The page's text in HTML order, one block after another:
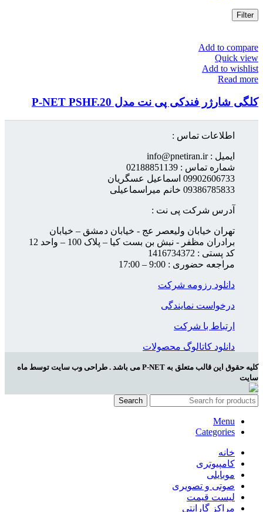
Filter
Add to compare
Quick view
Add to wishlist
Read more
کلگی شارژر فندکی پی نت مدل P-NET PSHF.20
اطلاعات تماس :
ایمیل : info@pnetiran.ir
شماره تماس : 02188851139
09902606733 اسماعیل عسگریان
09386785833 خانم میراسماعیلی
آدرس شرکت پی نت :
تهران خیابان ولیعصر عج - خیابان دمشق – خیابان
برادران مظفر - نبش بن بست کیا – پلاک 100 – واحد 12
کد پستی : 1416734372
مراجعه حضوری : 9:00 – 17:00
دانلود رزومه شرکت
درخواست نمایندگی
ارتباط با شرکت
دانلود کاتالوگ محصولات
کلیه حقوق این قالب متعلق به P-NET می باشد . طراحی وب سایت توسط ماه
سایت
Search
Menu
Categories
خانه
کامپیوتری
موبایلی
صوتی و تصویری
لیست قیمت
مراکز گارانتی